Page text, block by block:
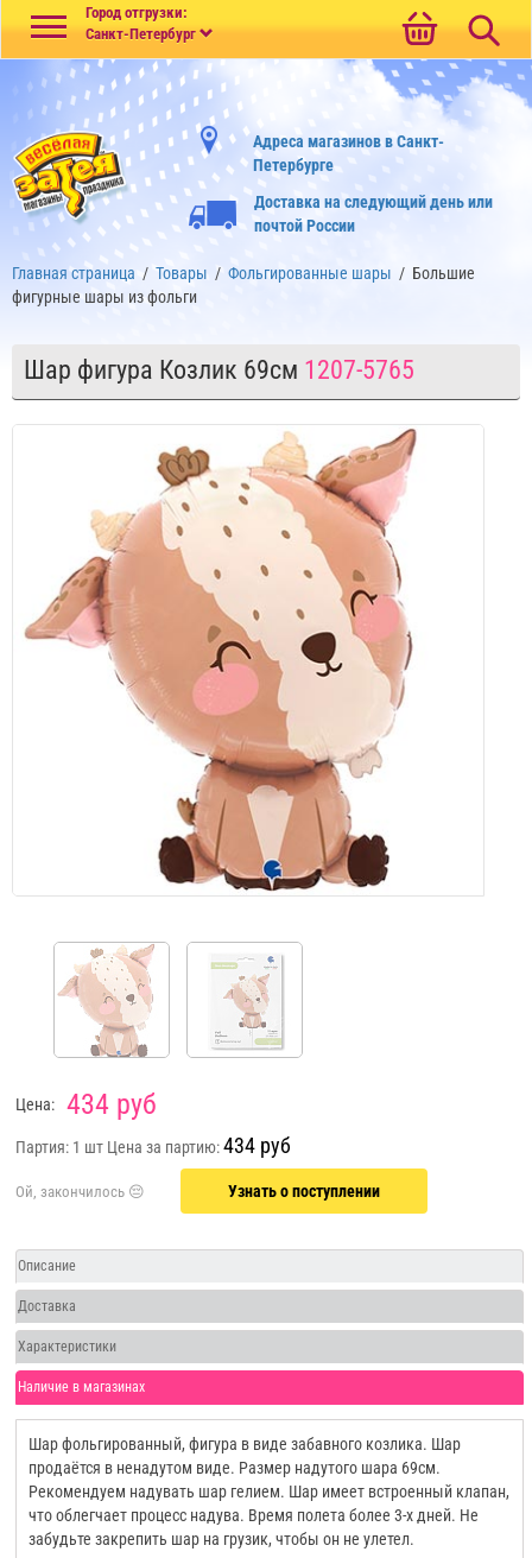
Город отгрузки:
Санкт-Петербург
Адреса магазинов в Санкт-
Петербурге
Доставка на следующий день или
почтой России
Главная страница / Товары / Фольгированные шары / Большие
фигурные шары из фольги
Шар фигура Козлик 69см 1207-5765
Цена: 434 руб
Партия: 1 шт Цена за партию:434 руб
Узнать о поступлении
Описание
Доставка
Характеристики
Наличие в магазинах
Шар фольгированный, фигура в виде забавного козлика. Шар
продаётся в ненадутом виде. Размер надутого шара 69см.
Рекомендуем надувать шар гелием. Шар имеет встроенный клапан,
что облегчает процесс надува. Время полета более 3-х дней. Не
забудьте закрепить шар на грузик, чтобы он не улетел.